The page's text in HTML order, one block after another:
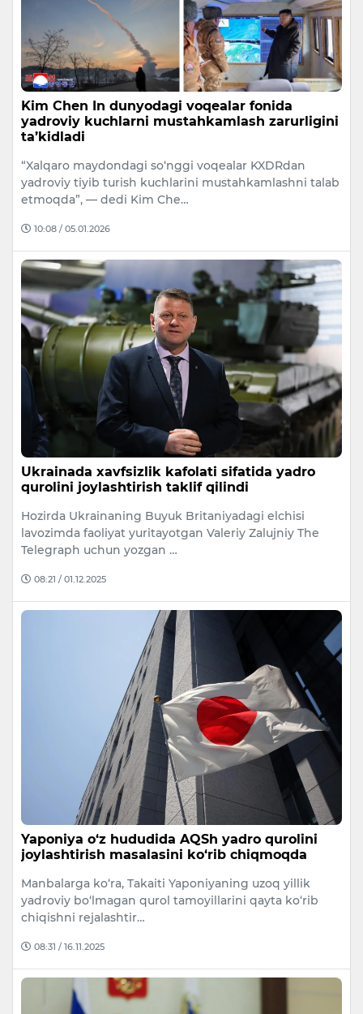
Kim Chen In dunyodagi voqealar fonida
yadroviy kuchlarni mustahkamlash zarurligini
ta’kidladi
“Xalqaro maydondagi so‘nggi voqealar KXDRdan
yadroviy tiyib turish kuchlarini mustahkamlashni talab
etmoqda”, — dedi Kim Che…
10:08 / 05.01.2026
Ukrainada xavfsizlik kafolati sifatida yadro
qurolini joylashtirish taklif qilindi
Hozirda Ukrainaning Buyuk Britaniyadagi elchisi
lavozimda faoliyat yuritayotgan Valeriy Zalujniy The
Telegraph uchun yozgan …
08:21 / 01.12.2025
Yaponiya o‘z hududida AQSh yadro qurolini
joylashtirish masalasini ko‘rib chiqmoqda
Manbalarga ko‘ra, Takaiti Yaponiyaning uzoq yillik
yadroviy bo‘lmagan qurol tamoyillarini qayta ko‘rib
chiqishni rejalashtir…
08:31 / 16.11.2025